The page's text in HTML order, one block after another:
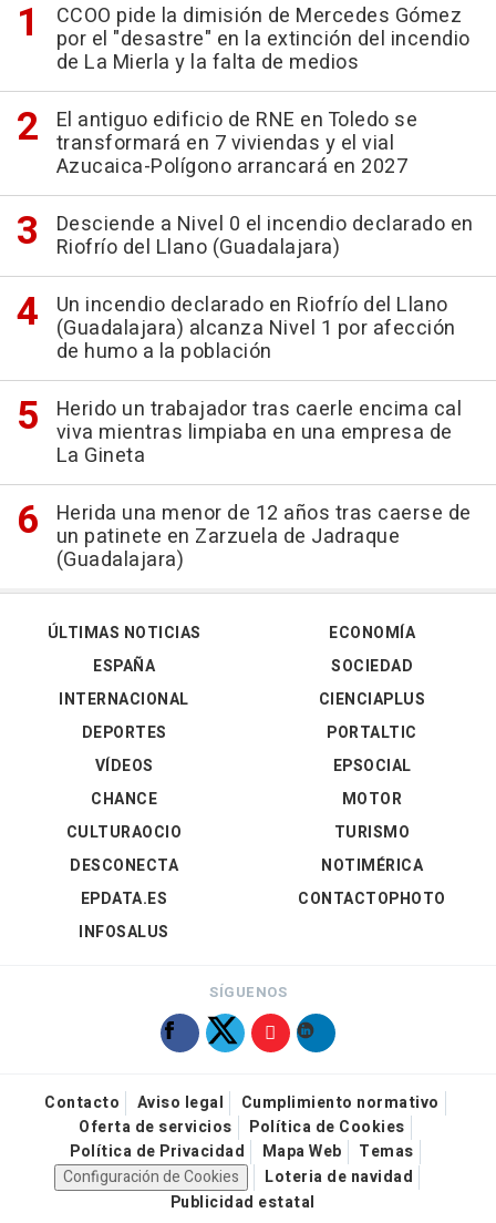
CCOO pide la dimisión de Mercedes Gómez
por el "desastre" en la extinción del incendio
de La Mierla y la falta de medios
El antiguo edificio de RNE en Toledo se
transformará en 7 viviendas y el vial
Azucaica-Polígono arrancará en 2027
Desciende a Nivel 0 el incendio declarado en
Riofrío del Llano (Guadalajara)
Un incendio declarado en Riofrío del Llano
(Guadalajara) alcanza Nivel 1 por afección
de humo a la población
Herido un trabajador tras caerle encima cal
viva mientras limpiaba en una empresa de
La Gineta
Herida una menor de 12 años tras caerse de
un patinete en Zarzuela de Jadraque
(Guadalajara)
ÚLTIMAS NOTICIAS
ESPAÑA
INTERNACIONAL
DEPORTES
VÍDEOS
ECONOMÍA
SOCIEDAD
CIENCIAPLUS
PORTALTIC
EPSOCIAL
CHANCE
CULTURAOCIO
DESCONECTA
EPDATA.ES
INFOSALUS
MOTOR
TURISMO
NOTIMÉRICA
CONTACTOPHOTO
SÍGUENOS
Contacto Aviso legal
Cumplimiento normativo
Oferta de servicios
Política de Cookies
Política de Privacidad
Mapa Web
Temas
Configuración de Cookies
Loteria de navidad
Publicidad estatal